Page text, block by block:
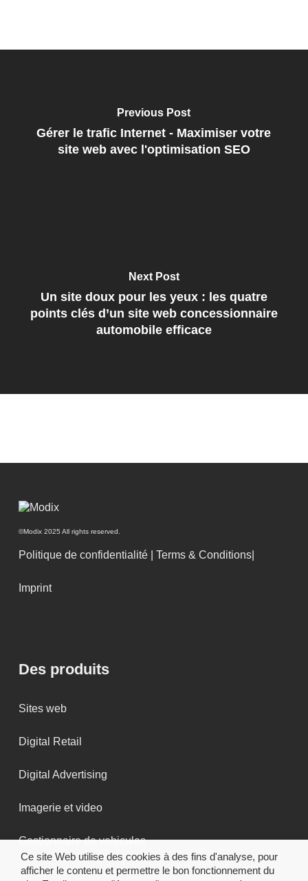
Previous Post
Gérer le trafic Internet - Maximiser votre
site web avec l'optimisation SEO
Next Post
Un site doux pour les yeux : les quatre
points clés d’un site web concessionnaire
automobile efficace
©Modix 2025 All rights reserved.
Politique de confidentialité| Terms & Conditions|
Imprint
Des produits
Sites web
Digital Retail
Digital Advertising
Imagerie et video
Gestionnaire de vehicules
Ce site Web utilise des cookies à des fins d'analyse, pour
afficher le contenu et permettre le bon fonctionnement du